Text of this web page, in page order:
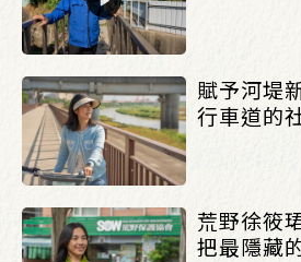
賦予河堤
行車道的
荒野徐筱
把最隱藏